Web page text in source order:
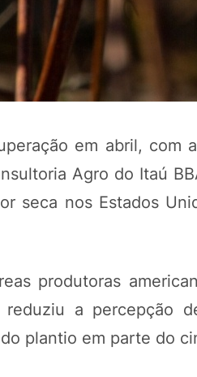
em abril, com
Agro do Itaú
seca nos Estados
produtoras
reduziu a percepção
plantio em parte do